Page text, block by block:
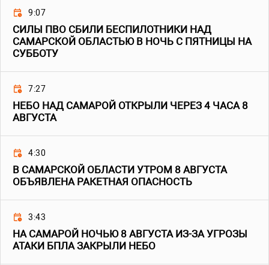
9:07
СИЛЫ ПВО СБИЛИ БЕСПИЛОТНИКИ НАД
САМАРСКОЙ ОБЛАСТЬЮ В НОЧЬ С ПЯТНИЦЫ НА
СУББОТУ
7:27
НЕБО НАД САМАРОЙ ОТКРЫЛИ ЧЕРЕЗ 4 ЧАСА 8
АВГУСТА
4:30
В САМАРСКОЙ ОБЛАСТИ УТРОМ 8 АВГУСТА
ОБЪЯВЛЕНА РАКЕТНАЯ ОПАСНОСТЬ
3:43
НА САМАРОЙ НОЧЬЮ 8 АВГУСТА ИЗ-ЗА УГРОЗЫ
АТАКИ БПЛА ЗАКРЫЛИ НЕБО